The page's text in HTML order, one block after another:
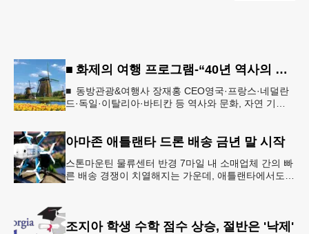
■ 화제의 여행 프로그램-“40년 역사의 신뢰… 서유럽 8개국 13일 대장정”
■ 동방관광&여행사 장재홍 CEO영국·프랑스·네덜란
드·독일·이탈리아·바티칸 등 역사와 문화, 자연 기
아마존 애틀랜타 드론 배송 금년 말 시작
스톤마운틴 물류센터 반경 7마일 내 소매업체 간의 빠
른 배송 경쟁이 치열해지는 가운데, 애틀랜타에서도
조지아 학생 수학 점수 상승, 절반은 '낙제'